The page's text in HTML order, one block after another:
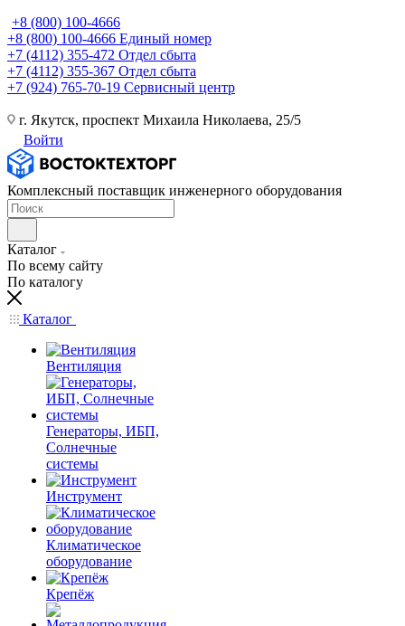
+8 (800) 100-4666
+8 (800) 100-4666 Единый номер
+7 (4112) 355-472 Отдел сбыта
+7 (4112) 355-367 Отдел сбыта
+7 (924) 765-70-19 Сервисный центр
г. Якутск, проспект Михаила Николаева, 25/5
Войти
Комплексный поставщик инженерного оборудования
Каталог
По всему сайту
По каталогу
Каталог
Вентиляция
Генераторы, ИБП,
Солнечные
системы
Инструмент
Климатическое
оборудование
Крепёж